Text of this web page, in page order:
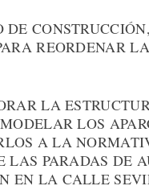
DE
REORDENAR
LA
LOS
A LA
PARADAS DE
EN LA CALLE